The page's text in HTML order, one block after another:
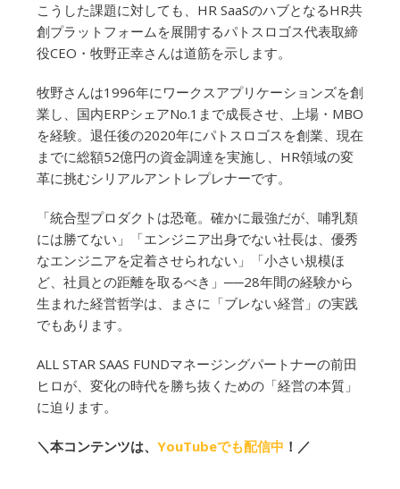
こうした課題に対しても、HR SaaSのハブとなるHR共
創プラットフォームを展開するパトスロゴス代表取締
役CEO・牧野正幸さんは道筋を示します。
牧野さんは1996年にワークスアプリケーションズを創
業し、国内ERPシェアNo.1まで成長させ、上場・MBO
を経験。退任後の2020年にパトスロゴスを創業、現在
までに総額52億円の資金調達を実施し、HR領域の変
革に挑むシリアルアントレプレナーです。
「統合型プロダクトは恐竜。確かに最強だが、哺乳類
には勝てない」「エンジニア出身でない社長は、優秀
なエンジニアを定着させられない」「小さい規模ほ
ど、社員との距離を取るべき」──28年間の経験から
生まれた経営哲学は、まさに「ブレない経営」の実践
でもあります。
ALL STAR SAAS FUNDマネージングパートナーの前田
ヒロが、変化の時代を勝ち抜くための「経営の本質」
に迫ります。
＼本コンテンツは、 YouTubeでも配信中 ！／